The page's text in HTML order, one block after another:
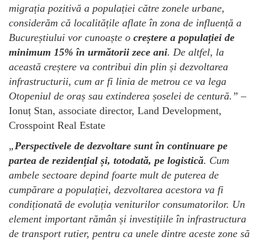
migrația pozitivă a populației către zonele urbane,
considerăm că localitățile aflate în zona de influență a
Bucureștiului vor cunoaște o creștere a populației de
minimum 15% în următorii zece ani. De altfel, la
această creștere va contribui din plin și dezvoltarea
infrastructurii, cum ar fi linia de metrou ce va lega
Otopeniul de oraș sau extinderea șoselei de centură.” –
Ionuț Stan, associate director, Land Development,
Crosspoint Real Estate
„ Perspectivele de dezvoltare sunt în continuare pe
partea de rezidențial și, totodată, pe logistică. Cum
ambele sectoare depind foarte mult de puterea de
cumpărare a populației, dezvoltarea acestora va fi
condiționată de evoluția veniturilor consumatorilor. Un
element important rămân și investițiile în infrastructura
de transport rutier, pentru ca unele dintre aceste zone să